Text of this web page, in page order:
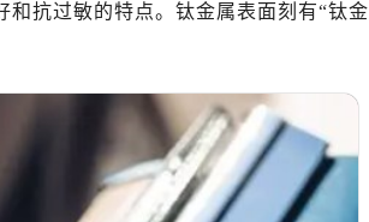
约）
（需提前预约）
室（需提前预约）
）
前预约）
抗过敏的特点。钛金属表面刻有“钛